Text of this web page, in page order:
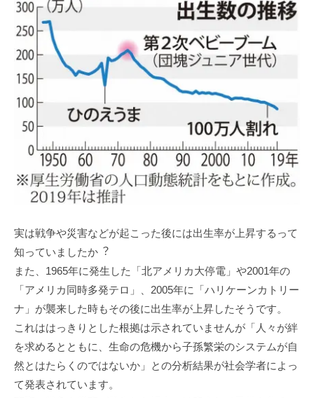
実は戦争や災害などが起こった後には出⽣率が上昇するって
知っていましたか︖
また、1965年に発⽣した「北アメリカ⼤停電」や2001年の
「アメリカ同時多発テロ」、2005年に「ハリケーンカトリー
ナ」が襲来した時もその後に出⽣率が上昇したそうです。
これははっきりとした根拠は⽰されていませんが「⼈々が絆
を求めるとともに、⽣命の危機から⼦孫繁栄のシステムが⾃
然とはたらくのではないか」との分析結果が社会学者によっ
て発表されています。